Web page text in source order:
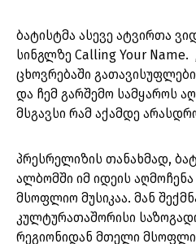
ბატისტმა ასევე ატვირთა
სინგლზე Calling Your Name.
ცხოვრებაში
და ჩემ გარშემო სამყაროს
მსგავსი რამ აქამდე
პრესრელიზის თანახმად,
ალბომში იმ იდეის
მსოფლიო მუსიკაა. მან
კულტურათაშორისი
რეგიონიდან მთელი